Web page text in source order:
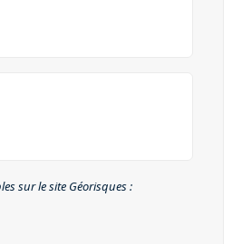
sur le site Géorisques :